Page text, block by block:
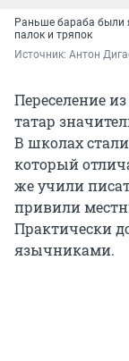
Раньше бараба были
палок и тряпок
Источник: Антон
Переселение
татар
В школах
который
же учили
привили
Практически
язычниками.